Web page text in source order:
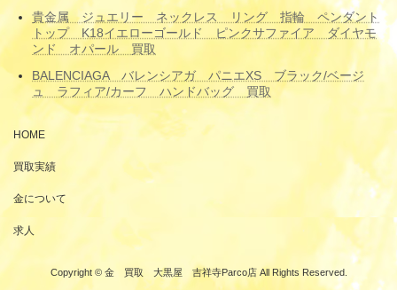
貴金属 ジュエリー ネックレス リング 指輪 ペンダント
トップ K18イエローゴールド ピンクサファイア ダイヤモ
ンド オパール 買取
BALENCIAGA バレンシアガ パニエXS ブラック/ベージ
ュ ラフィア/カーフ ハンドバッグ 買取
HOME
買取実績
金について
求人
Copyright © 金 買取 大黒屋 吉祥寺Parco店 All Rights Reserved.